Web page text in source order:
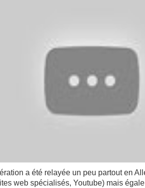
a été relayée un peu partout en
web spécialisés, Youtube) mais